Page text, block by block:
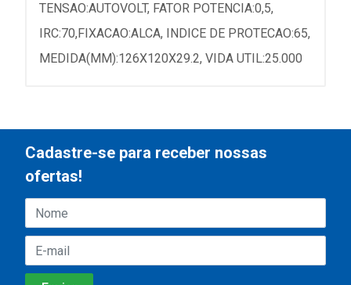
TENSAO:AUTOVOLT, FATOR POTENCIA:0,5,
IRC:70,FIXACAO:ALCA, INDICE DE PROTECAO:65,
MEDIDA(MM):126X120X29.2, VIDA UTIL:25.000
Cadastre-se para receber nossas
ofertas!